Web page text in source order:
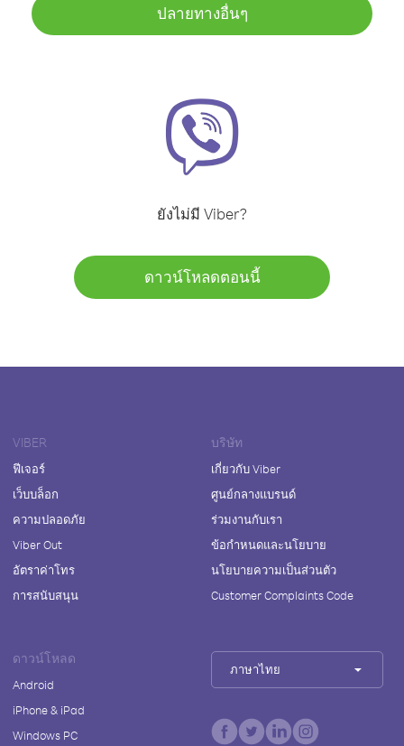
ปลายทางอื่นๆ
ยังไม่มี Viber?
ดาวน์โหลดตอนนี้
VIBER
ฟีเจอร์
เว็บบล็อก
ความปลอดภัย
Viber Out
อัตราค่าโทร
การสนับสนุน
บริษัท
เกี่ยวกับ Viber
ศูนย์กลางแบรนด์
ร่วมงานกับเรา
ข้อกำหนดและนโยบาย
นโยบายความเป็นส่วนตัว
Customer Complaints Code
ดาวน์โหลด
Android
iPhone & iPad
Windows PC
ภาษาไทย